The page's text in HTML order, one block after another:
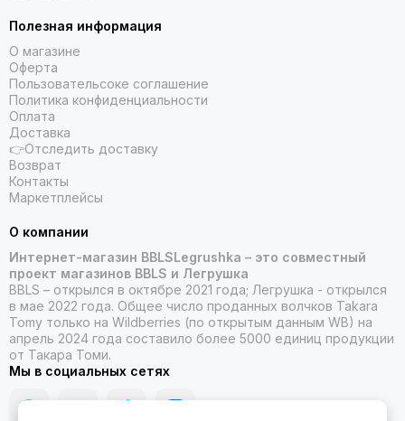
Полезная информация
О магазине
Оферта
Пользовательсоке соглашение
Политика конфиденциальности
Оплата
Доставка
👉Отследить доставку
Возврат
Контакты
Маркетплейсы
О компании
Интернет-магазин BBLSLegrushka – это совместный
проект магазинов BBLS и Легрушка
BBLS – открылся в октябре 2021 года; Легрушка - открылся
в мае 2022 года. Общее число проданных волчков Takara
Tomy только на Wildberries (по открытым данным WB) на
апрель 2024 года составило более 5000 единиц продукции
от Такара Томи.
Мы в социальных сетях